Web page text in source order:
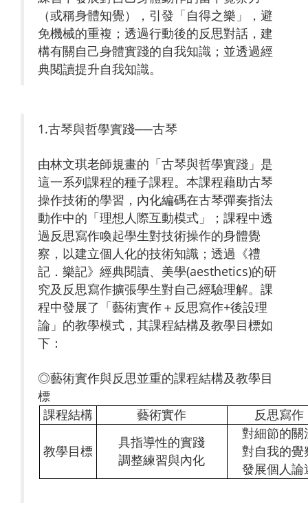
（或稱身體知覺），引發「自得之樂」，避
免機械的重複；透過行動後的反思對話，建
構有關自己身體實踐的自我知識；並透過經
典閱讀提升自我知識。
1.古琴與哲學實踐──古琴
由林文琪老師規畫的「古琴與哲學實踐」是
這一系列課程的種子課程。本課程藉助古琴
操作技術的學習，內化編碼在古琴彈奏指法
動作中的「理想人際互動模式」；課程中透
過反思寫作喚起學生對技術操作的身體覺
察，以建立個人化的技術知識；透過《禮
記．樂記》經典閱讀、美學(aesthetics)的研
究及反思寫作擴張學生對自己經驗理解。課
程中發展了「藝術實作＋反思寫作+後設理
論」的教學模式，其課程結構及教學目標如
下：
◎藝術實作與反思並重的課程結構及教學目
標
課程結構
藝術實作 反思寫作
教學目標
具指導性的實踐
調整練習與內化
對細節的關
對自我的覺
發展個人論